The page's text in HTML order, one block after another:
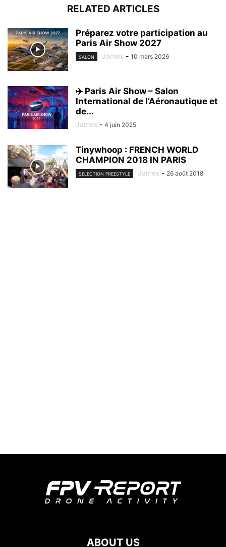
RELATED ARTICLES
Préparez votre participation au
Paris Air Show 2027
SALON James - 10 mars 2026
✈️ Paris Air Show – Salon
International de l’Aéronautique et
de...
James - 4 juin 2025
Tinywhoop : FRENCH WORLD
CHAMPION 2018 IN PARIS
SELECTION FREESTYLE James - 26 août 2018
ABOUT US